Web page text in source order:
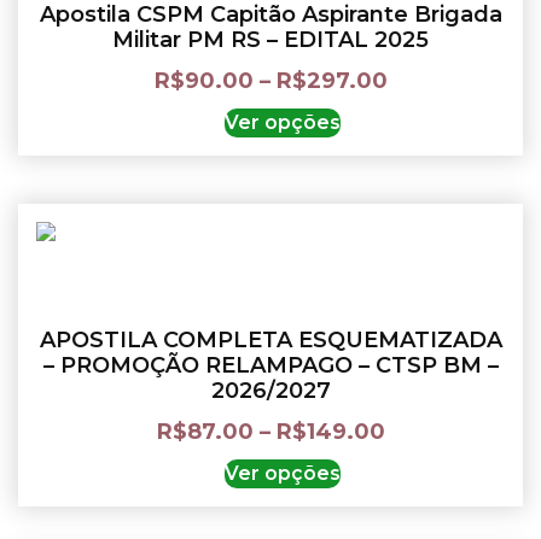
Apostila CSPM Capitão Aspirante Brigada
Militar PM RS – EDITAL 2025
R$90.00 – R$297.00
Ver opções
APOSTILA COMPLETA ESQUEMATIZADA
– PROMOÇÃO RELAMPAGO – CTSP BM –
2026/2027
R$87.00 – R$149.00
Ver opções